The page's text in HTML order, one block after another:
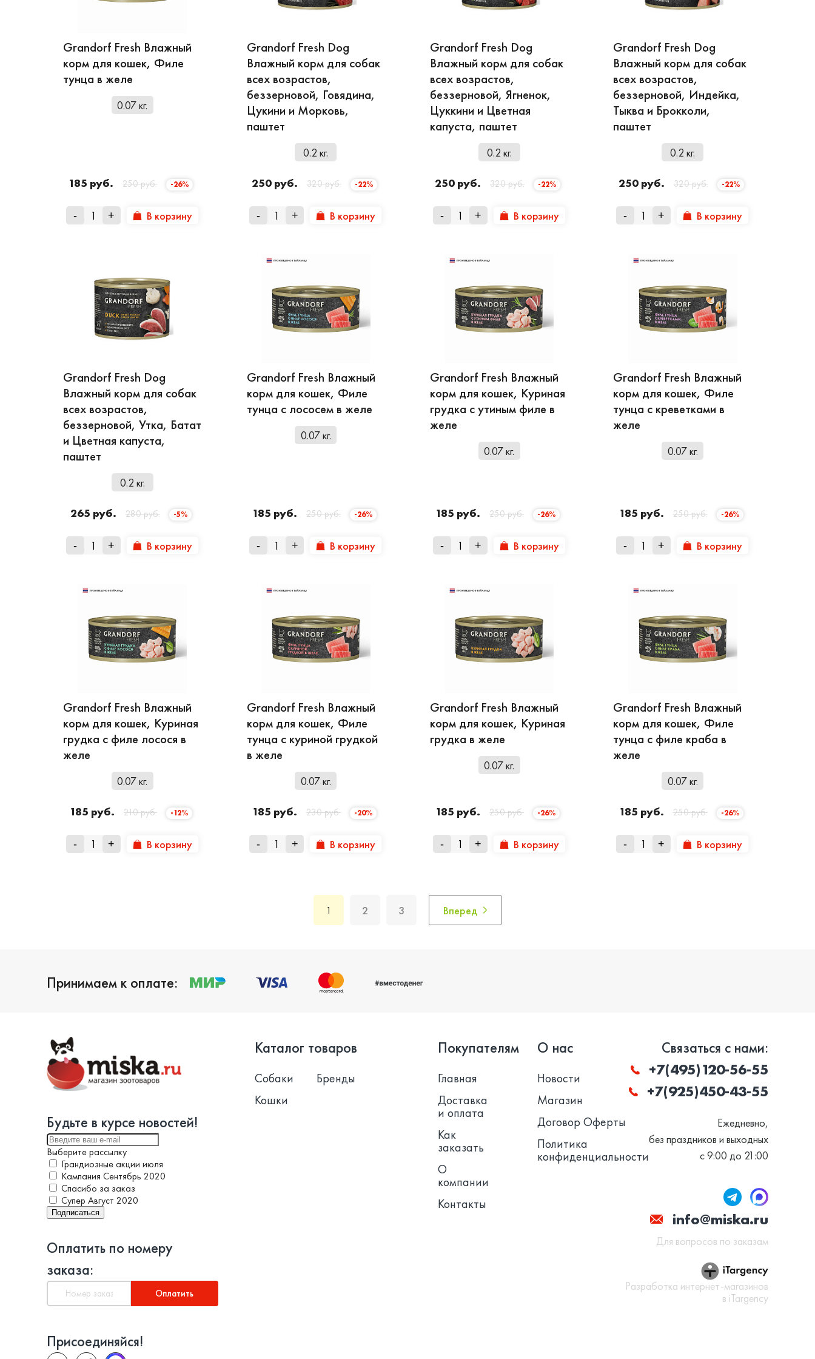
составе.
- Живые пре- и пробиотики. В каждом килограмме питания более одного миллиарда Enterococcus faecium – это
живые бактерии, положительно влияющие на все этапы пищеварения и способствующие выводу из организма
- Высокая питательность. Благодаря высокой калорийности одной упаковки хватает надолго.
Grandorf Fresh хорошо усваиваются, не нарушают пищеварение, не вызывают аллергических реакций.
В нашем интернет-магазине купить Grandorf Fresh можно в разных вариантах. Для взрослых кошек часто выбирают
продукт Adult Cat на основе свежей индейки с бататом, для крупных собак хорошо подходит Maxi, для котят Kitten,
а для щенков Junior. По Москве доставка бесплатная, если товар заказан на сумму от 2 тыс. рублей. По России
посылки отправляем транспортными компаниями.
Grandorf Fresh Влажный
корм для кошек, Филе
тунца в желе
0.07 кг.
185 руб. 250 руб. -26%
- + В корзину
Grandorf Fresh Dog
Влажный корм для собак
всех возрастов,
беззерновой, Говядина,
Цукини и Морковь,
паштет
0.2 кг.
250 руб. 320 руб. -22%
- + В корзину
Grandorf Fresh Dog
Влажный корм для собак
всех возрастов,
беззерновой, Ягненок,
Цуккини и Цветная
капуста, паштет
0.2 кг.
250 руб. 320 руб. -22%
- + В корзину
Grandorf Fresh Dog
Влажный корм для собак
всех возрастов,
беззерновой, Индейка,
Тыква и Брокколи,
паштет
0.2 кг.
250 руб. 320 руб. -22%
- + В корзину
Grandorf Fresh Dog
Влажный корм для собак
всех возрастов,
беззерновой, Утка, Батат
и Цветная капуста,
паштет
0.2 кг.
265 руб. 280 руб. -5%
- + В корзину
Grandorf Fresh Влажный
корм для кошек, Филе
тунца с лососем в желе
0.07 кг.
185 руб. 250 руб. -26%
- + В корзину
Grandorf Fresh Влажный
корм для кошек, Куриная
грудка с утиным филе в
желе
0.07 кг.
185 руб. 250 руб. -26%
- + В корзину
Grandorf Fresh Влажный
корм для кошек, Филе
тунца с креветками в
желе
0.07 кг.
185 руб. 250 руб. -26%
- + В корзину
Grandorf Fresh Влажный
корм для кошек, Куриная
грудка с филе лосося в
желе
0.07 кг.
185 руб. 210 руб. -12%
- + В корзину
Grandorf Fresh Влажный
корм для кошек, Филе
тунца с куриной грудкой
в желе
0.07 кг.
185 руб. 230 руб. -20%
- + В корзину
Grandorf Fresh Влажный
корм для кошек, Куриная
грудка в желе
0.07 кг.
185 руб. 250 руб. -26%
- + В корзину
Grandorf Fresh Влажный
корм для кошек, Филе
тунца с филе краба в
желе
0.07 кг.
185 руб. 250 руб. -26%
- + В корзину
1 2 3 Вперед
Принимаем к оплате:
Будьте в курсе новостей!
Выберите рассылку
Грандиозные акции июля
Кампания Сентябрь 2020
Спасибо за заказ
Супер Август 2020
Подписаться
Оплатить по номеру
заказа:
Оплатить
Присоединяйся!
Каталог товаров
Собаки
Кошки
Бренды
Покупателям
Главная
Доставка
и оплата
Как
заказать
О
компании
Контакты
О нас
Новости
Магазин
Договор Оферты
Политика
конфиденциальности
Связаться с нами:
+7(495)120-56-55
+7(925)450-43-55
Ежедневно,
без праздников и выходных
с 9:00 до 21:00
info@miska.ru
Для вопросов по заказам
Разработка интернет-магазинов
в iTargency